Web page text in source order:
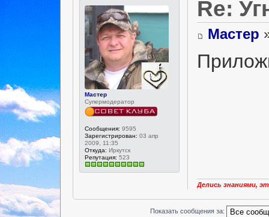
Мастер
Супермодератор
Сообщения: 9595
Зарегистрирован: 03 апр
2009, 11:35
Откуда: Иркутск
Репутация: 523
Re:
Мастер
Делись знаниями,
Показать сообщения за: